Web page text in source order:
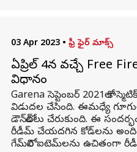
03 Apr 2023 • ఫ్రీ ఫైర్ మాక్స్
ఏప్రిల్ 4న వచ్చే Free
విధానం
Garena సెప్టెంబర్ 2021లో
విడుదల చేసింది. ఈమధ్యే
డౌన్‌లోడ్‌లు చేరుకుంది. ఈ
రీడీమ్ చేయదగిన కోడ్‌లను
గేమ్‌లోని ఐటెమ్‌లను ఉచితంగా